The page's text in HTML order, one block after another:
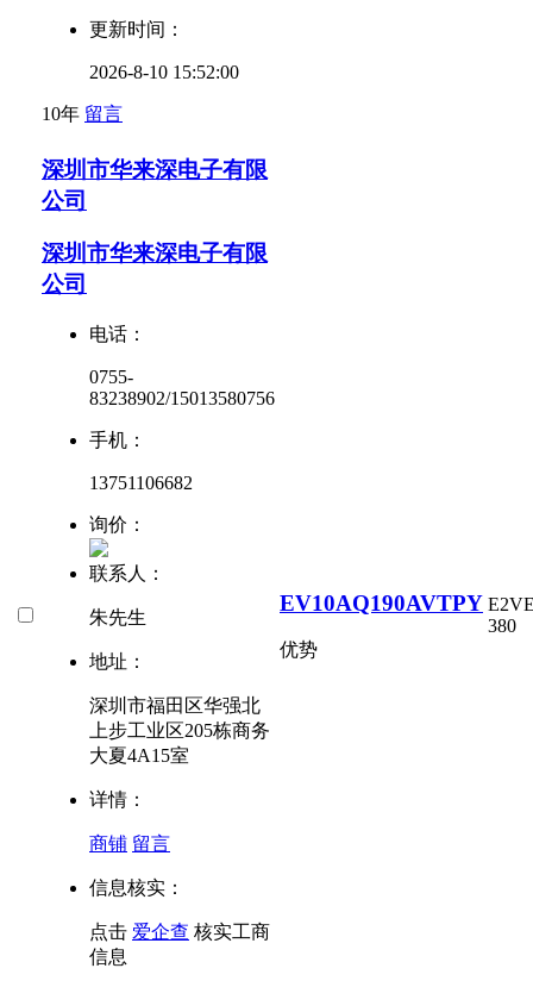
更新时间：
2026-8-10 15:52:00
10年 留言
深圳市华来深电子有限
公司
深圳市华来深电子有限
公司
电话：
0755-
83238902/15013580756
手机：
13751106682
询价：
联系人：
朱先生
地址：
深圳市福田区华强北
上步工业区205栋商务
大夏4A15室
详情：
商铺 留言
信息核实：
点击 爱企查 核实工商
信息
EV10AQ190AVTPY
优势
E2V
380